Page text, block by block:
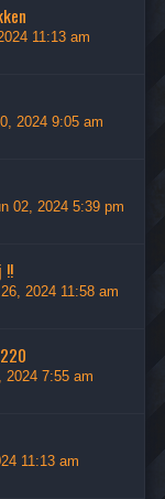
11:13 am
2024 9:05 am
02, 2024 5:39 pm
!!
2024 11:58 am
2024 7:55 am
11:13 am